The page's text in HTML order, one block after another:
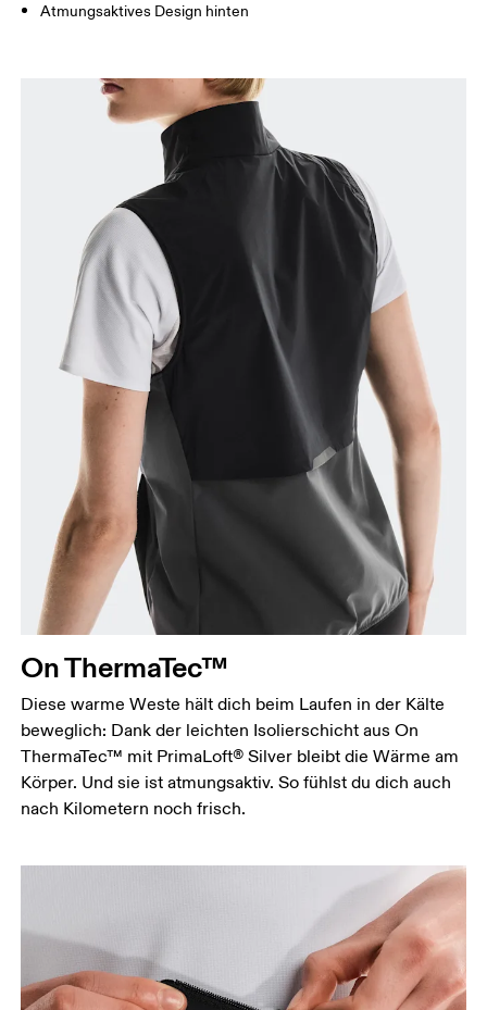
Brustumfang
Miss an der Stelle, an der dein Brustumfang am
grössten ist. Achte darauf, das Massband gerade zu
halten.
Taille
Miss den Umfang deiner natürlichen Taille. Dort,
wo dein Oberkörper am schmalsten ist.
Hüfte
Miss um die breiteste Stelle deiner Hüfte herum.
Atmungsaktives Design hinten
On ThermaTec™
Diese warme Weste hält dich beim Laufen in der Kälte
beweglich: Dank der leichten Isolierschicht aus On
ThermaTec™ mit PrimaLoft® Silver bleibt die Wärme am
Körper. Und sie ist atmungsaktiv. So fühlst du dich auch
nach Kilometern noch frisch.